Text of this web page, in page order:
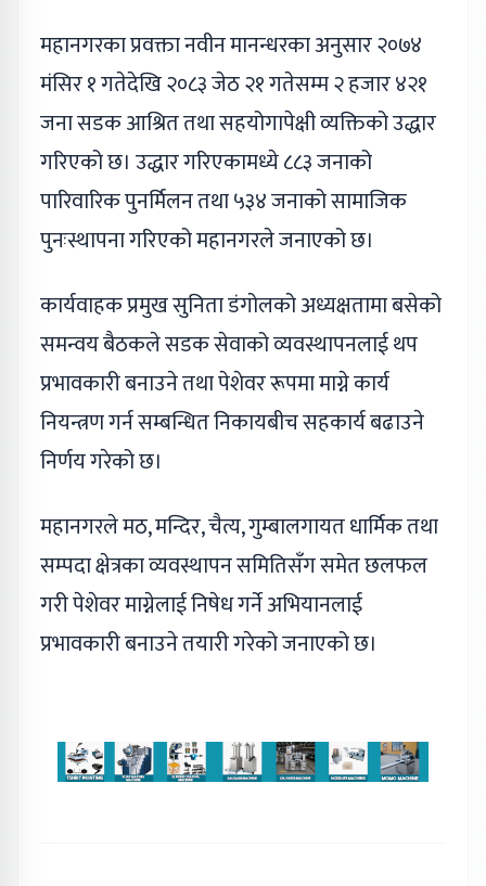
महानगरका प्रवक्ता नवीन मानन्धरका अनुसार २०७४
मंसिर १ गतेदेखि २०८३ जेठ २१ गतेसम्म २ हजार ४२१
जना सडक आश्रित तथा सहयोगापेक्षी व्यक्तिको उद्धार
गरिएको छ। उद्धार गरिएकामध्ये ८८३ जनाको
पारिवारिक पुनर्मिलन तथा ५३४ जनाको सामाजिक
पुनःस्थापना गरिएको महानगरले जनाएको छ।
कार्यवाहक प्रमुख सुनिता डंगोलको अध्यक्षतामा बसेको
समन्वय बैठकले सडक सेवाको व्यवस्थापनलाई थप
प्रभावकारी बनाउने तथा पेशेवर रूपमा माग्ने कार्य
नियन्त्रण गर्न सम्बन्धित निकायबीच सहकार्य बढाउने
निर्णय गरेको छ।
महानगरले मठ, मन्दिर, चैत्य, गुम्बालगायत धार्मिक तथा
सम्पदा क्षेत्रका व्यवस्थापन समितिसँग समेत छलफल
गरी पेशेवर माग्नेलाई निषेध गर्ने अभियानलाई
प्रभावकारी बनाउने तयारी गरेको जनाएको छ।